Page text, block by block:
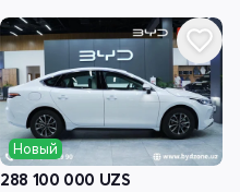
Новый
288 100 000 UZS